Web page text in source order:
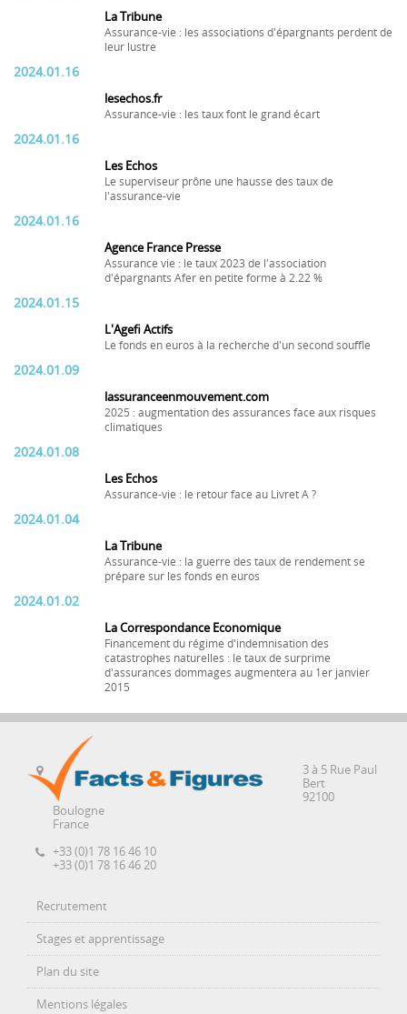
La Tribune
Assurance-vie : les associations d'épargnants perdent de
leur lustre
2024.01.16
lesechos.fr
Assurance-vie : les taux font le grand écart
2024.01.16
Les Echos
Le superviseur prône une hausse des taux de
l'assurance-vie
2024.01.16
Agence France Presse
Assurance vie : le taux 2023 de l'association
d'épargnants Afer en petite forme à 2.22 %
2024.01.15
L'Agefi Actifs
Le fonds en euros à la recherche d'un second souffle
2024.01.09
lassuranceenmouvement.com
2025 : augmentation des assurances face aux risques
climatiques
2024.01.08
Les Echos
Assurance-vie : le retour face au Livret A ?
2024.01.04
La Tribune
Assurance-vie : la guerre des taux de rendement se
prépare sur les fonds en euros
2024.01.02
La Correspondance Economique
Financement du régime d'indemnisation des
catastrophes naturelles : le taux de surprime
d'assurances dommages augmentera au 1er janvier
2015
3 à 5 Rue Paul
Bert
92100
Boulogne
France
+33 (0)1 78 16 46 10
+33 (0)1 78 16 46 20
Recrutement
Stages et apprentissage
Plan du site
Mentions légales